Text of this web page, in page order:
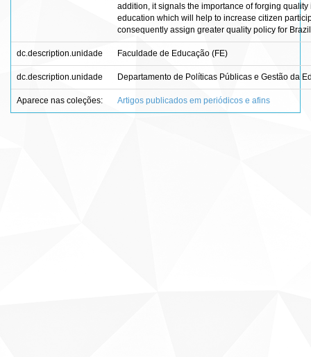
addition, it signals the importance of forging quality
education which will help to increase citizen
consequently assign greater quality policy for
dc.description.unidade Faculdade de Educação (FE)
dc.description.unidade Departamento de Políticas Públicas e Gestão da
Aparece nas coleções: Artigos publicados em periódicos e afins